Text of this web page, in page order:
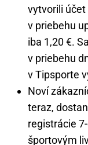
vytvorili
v priebehu
iba 1,20 €.
v priebehu
v Tipsporte
Noví
teraz,
registrácie
športovým